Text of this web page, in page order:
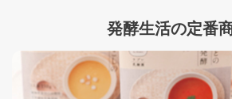
発酵生活の定番